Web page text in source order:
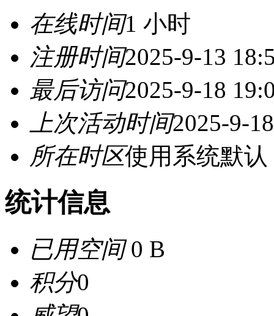
在线时间1 小时
注册时间2025-9-13
最后访问2025-9-18
上次活动时间2025-9-
所在时区使用系统默认
统计信息
已用空间0 B
积分0